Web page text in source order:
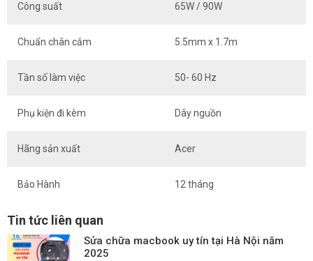
Công suất 65W / 90W
Chuẩn chân cắm 5.5mm x 1.7m
Tần số làm việc 50- 60 Hz
Phụ kiện đi kèm Dây nguồn
Hãng sản xuất Acer
Bảo Hành 12 tháng
Tin tức liên quan
Sửa chữa macbook uy tín tại Hà Nội năm
2025